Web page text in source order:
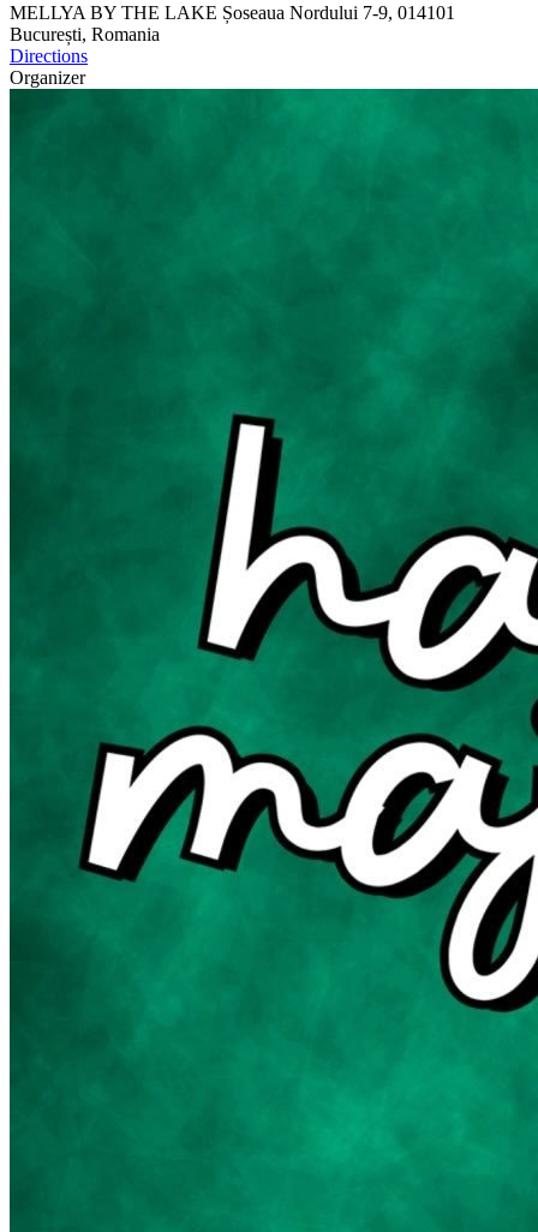
MELLYA BY THE LAKE Șoseaua Nordului 7-9, 014101
București, Romania
Directions
Organizer